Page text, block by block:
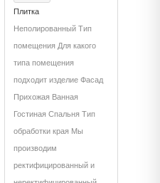
Плитка
Неполированный Тип
помещения Для какого
типа помещения
подходит изделие Фасад
Прихожая Ванная
Гостиная Спальня Тип
обработки края Мы
производим
ректифицированный и